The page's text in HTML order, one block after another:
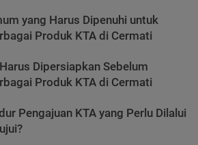
yang Harus Dipenuhi untuk
Produk KTA di Cermati
Dipersiapkan Sebelum
Produk KTA di Cermati
Pengajuan KTA yang Perlu Dilalui